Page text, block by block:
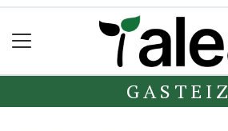
GASTEIZ